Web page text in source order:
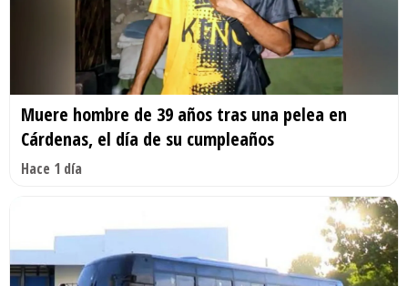
Muere hombre de 39 años tras una pelea en
Cárdenas, el día de su cumpleaños
Hace 1 día